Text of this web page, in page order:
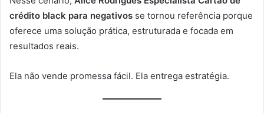
crédito black para negativos se tornou referência porque
oferece uma solução prática, estruturada e focada em
resultados reais.
Ela não vende promessa fácil. Ela entrega estratégia.